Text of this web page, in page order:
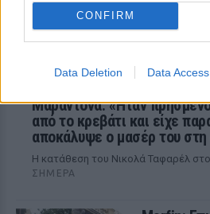
CONFIRM
Data Deletion Data Access
Μαραντόνα: «Ήταν
από το κρεβάτι και είχε
αποκάλυψε ο μασέρ του στη
Η κατάθεση του Νικολά Ταφαρέλ
ΣΉΜΕΡΑ